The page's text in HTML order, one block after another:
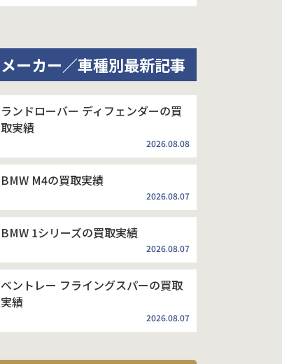
メーカー／車種別最新記事
ランドローバー ディフェンダーの買
取実績
2026.08.08
BMW M4の買取実績
2026.08.07
BMW 1シリーズの買取実績
2026.08.07
ベントレー フライングスパーの買取
実績
2026.08.07